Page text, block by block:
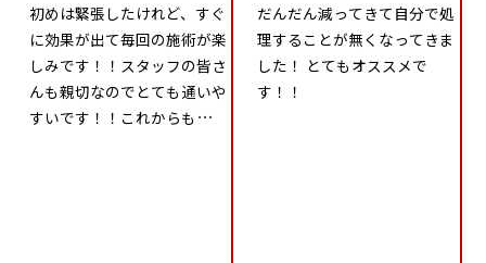
初めは緊張したけれど、すぐ
に効果が出て毎回の施術が楽
しみです！！スタッフの皆さ
んも親切なのでとても通いや
すいです！！これからもよろ
だんだん減ってきて自分で処
理することが無くなってきま
した！ とてもオススメで
す！！